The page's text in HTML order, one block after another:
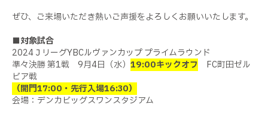
ぜひ、ご来場いただき熱いご声援をよろしくお願いいたします。
■対象試合
2024ＪリーグYBCルヴァンカップ プライムラウンド
準々決勝 第1戦 9月4日（水） 19:00キックオフ FC町田ゼル
ビア戦
（開門17:00・先行入場16:30）
会場：デンカビッグスワンスタジアム